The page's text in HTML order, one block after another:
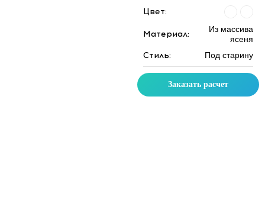
Цвет:
Материал:
Из массива
ясеня
Стиль: Под старину
Заказать расчет